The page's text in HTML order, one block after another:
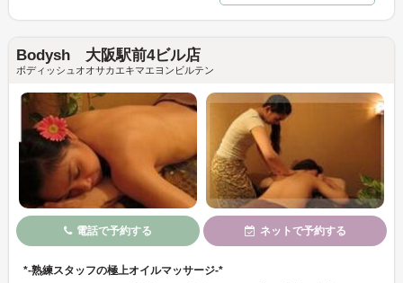
Bodysh 大阪駅前4ビル店
ボディッシュオオサカエキマエヨンビルテン
電話で予約する ネットで予約する
*-熟練スタッフの極上オイルマッサージ-*